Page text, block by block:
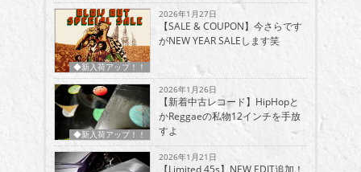
◆新入荷アップ！！
2026年1月27日
【SALE & COUPON】今さらです
がNEW YEAR SALEします笑
◆新入荷アップ！！
2026年1月26日
【新着中古レコード】HipHopと
かReggaeの私物12インチを手放
すよ
2026年1月21日